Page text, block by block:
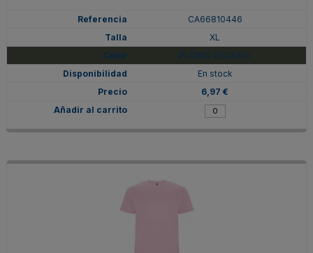
CA66810446
XL
PLOMO OSCURO
En stock
6,97 €